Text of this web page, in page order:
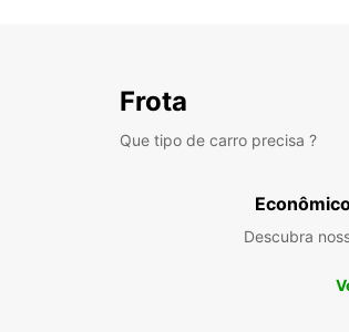
Frota
Que tipo de carro precisa ?
Descubra